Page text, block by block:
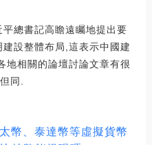
總書記高瞻遠矚地提出要
設整體布局,這表示中國建
地相關的論壇討論文章有很
同.
幣、泰達幣等虛擬貨幣